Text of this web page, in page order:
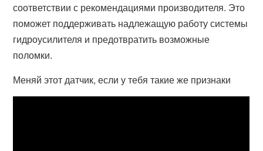
соответствии с рекомендациями производителя. Это
поможет поддерживать надлежащую работу системы
гидроусилителя и предотвратить возможные
поломки.
Меняй этот датчик, если у тебя такие же признаки